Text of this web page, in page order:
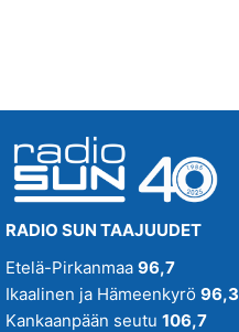
RADIO SUN TAAJUUDET
Etelä-Pirkanmaa 96,7
Ikaalinen ja Hämeenkyrö 96,3
Kankaanpään seutu 106,7